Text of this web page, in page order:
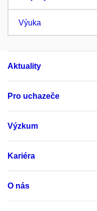
Výuka
Aktuality
Pro uchazeče
Výzkum
Kariéra
O nás